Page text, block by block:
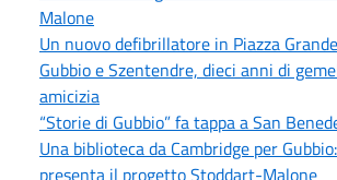
Malone
Un nuovo defibrillatore in Piazza Grande
Gubbio e Szentendre, dieci anni di
amicizia
“Storie di Gubbio” fa tappa a San
Una biblioteca da Cambridge per
presenta il progetto Stoddart-Malone